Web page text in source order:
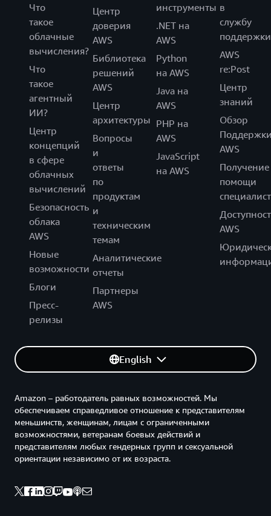
Что
такое
облачные
вычисления?
Что
такое
агентный
ИИ?
Центр
концепций
в сфере
облачных
вычислений
Безопасность
облака
AWS
Новые
возможности
Блоги
Пресс-
релизы
Центр
доверия
AWS
Библиотека
решений
AWS
Центр
архитектуры
Вопросы
и
ответы
по
продуктам
и
техническим
темам
Аналитические
отчеты
Партнеры
AWS
инструменты
.NET на
AWS
Python
на AWS
Java на
AWS
PHP на
AWS
JavaScript
на AWS
в
службу
поддержки
AWS
re:Post
Центр
знаний
Обзор
AWS
Получение
помощи
AWS
English
Amazon – работодатель равных возможностей. Мы
обеспечиваем справедливое отношение к представителям
меньшинств, женщинам, лицам с ограниченными
возможностями, ветеранам боевых действий и
представителям любых гендерных групп и сексуальной
ориентации независимо от их возраста.